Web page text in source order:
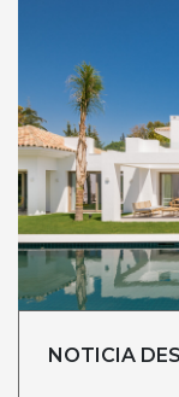
NOTICIA